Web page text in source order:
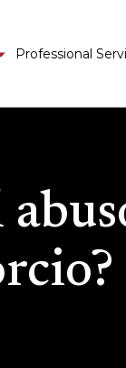
Professional